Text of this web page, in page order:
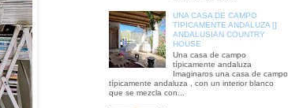
UNA CASA DE CAMPO
TIPICAMENTE ANDALUZA []
ANDALUSIAN COUNTRY
HOUSE
Una casa de campo
típicamente andaluza
Imaginaros una casa de campo
típicamente andaluza , con un interior blanco
que se mezcla con...